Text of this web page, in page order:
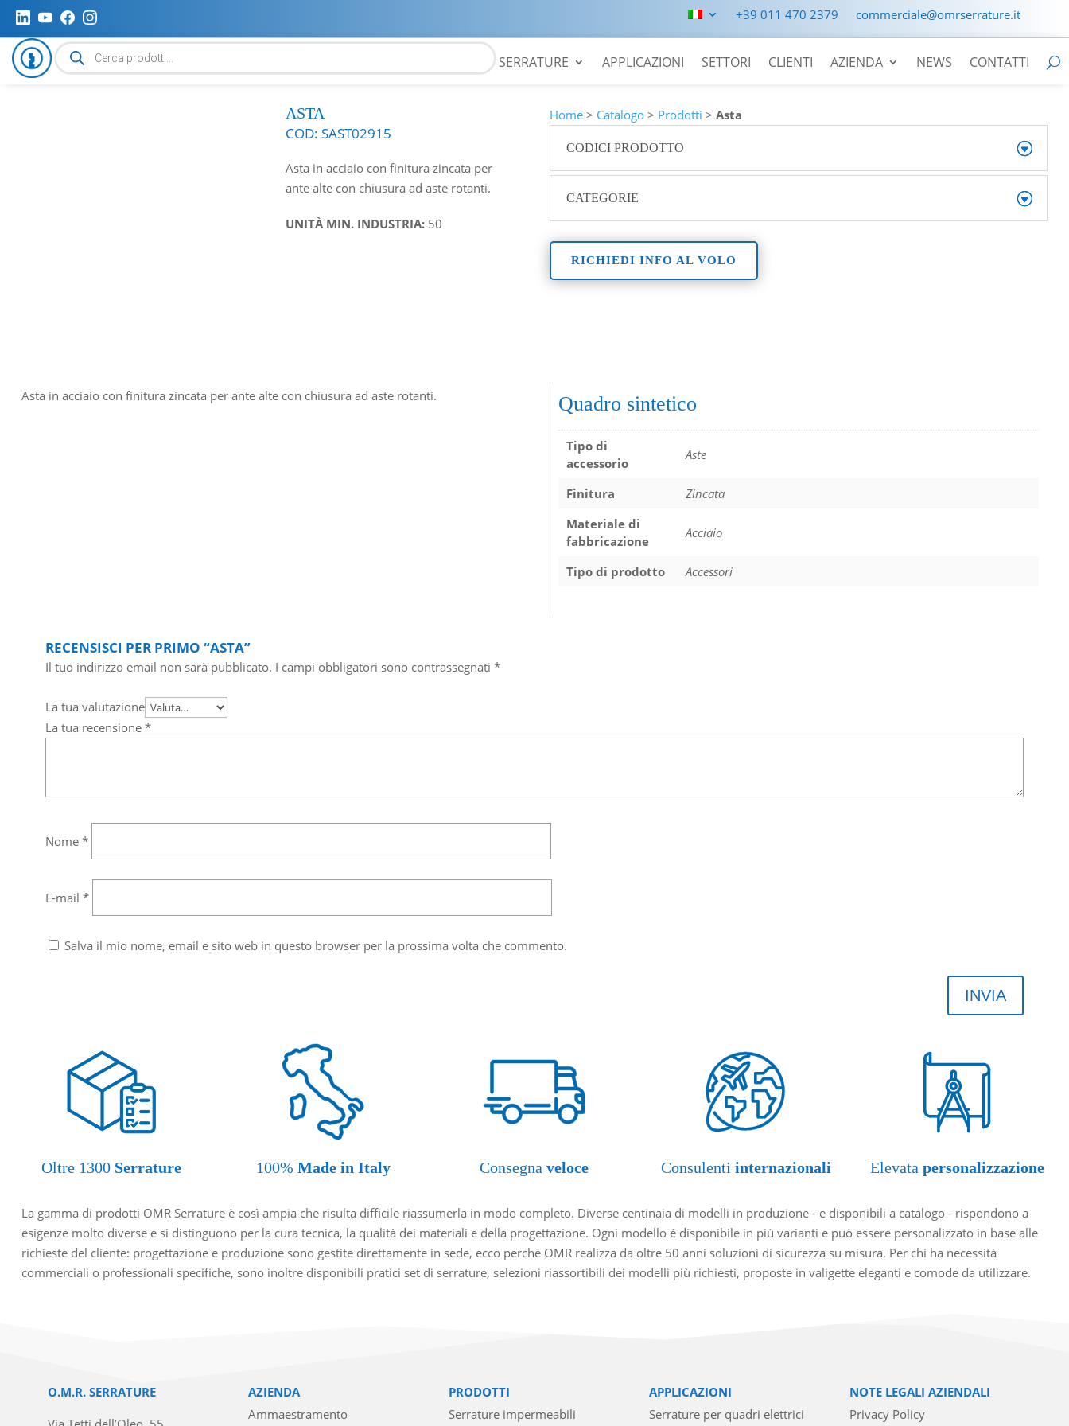
+39 011 470 2379 commerciale@omrserrature.it
Ricerca
prodotti SERRATURE APPLICAZIONI SETTORI CLIENTI AZIENDA NEWS CONTATTI
ASTA
COD:SAST02915
Asta in acciaio con finitura zincata per
ante alte con chiusura ad aste rotanti.
UNITÀ MIN. INDUSTRIA: 50
Home > Catalogo > Prodotti >Asta
CODICI PRODOTTO
CATEGORIE
RICHIEDI INFO AL VOLO
Asta in acciaio con finitura zincata per ante alte con chiusura ad aste rotanti. Quadro sintetico
Tipo di
accessorio
Aste
Finitura
Zincata
Materiale di
fabbricazione
Acciaio
Tipo di prodotto Accessori
RECENSISCI PER PRIMO “ASTA”
Il tuo indirizzo email non sarà pubblicato. I campi obbligatori sono contrassegnati *
La tua valutazione
La tua recensione *
Nome *
E-mail *
Salva il mio nome, email e sito web in questo browser per la prossima volta che commento.
INVIA
Oltre 1300 Serrature 100% Made in Italy Consegnaveloce Consulenti internazionali Elevatapersonalizzazione
La gamma di prodotti OMR Serrature è così ampia che risulta difficile riassumerla in modo completo. Diverse centinaia di modelli in produzione - e disponibili a catalogo - rispondono a
esigenze molto diverse e si distinguono per la cura tecnica, la qualità dei materiali e della progettazione. Ogni modello è disponibile in più varianti e può essere personalizzato in base alle
richieste del cliente: progettazione e produzione sono gestite direttamente in sede, ecco perché OMR realizza da oltre 50 anni soluzioni di sicurezza su misura. Per chi ha necessità
commerciali o professionali specifiche, sono inoltre disponibili pratici set di serrature, selezioni riassortibili dei modelli più richiesti, proposte in valigette eleganti e comode da utilizzare.
O.M.R. SERRATURE
AZIENDA
Ammaestramento
PRODOTTI
Serrature impermeabili
APPLICAZIONI
Serrature per quadri elettrici
NOTE LEGALI AZIENDALI
Privacy Policy